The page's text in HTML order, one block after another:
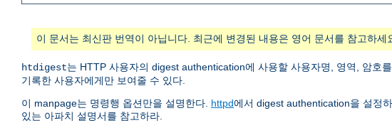
이 문서는 최신판 번역이 아닙니다. 최근에 변경된 내용은 영어 문서를 참고하세
htdigest는 HTTP 사용자의 digest authentication에 사용할 사용자명, 영역, 암호
기록한 사용자에게만 보여줄 수 있다.
이 manpage는 명령행 옵션만을 설명한다. httpd에서 digest authentication을 설정
있는 아파치 설명서를 참고하라.